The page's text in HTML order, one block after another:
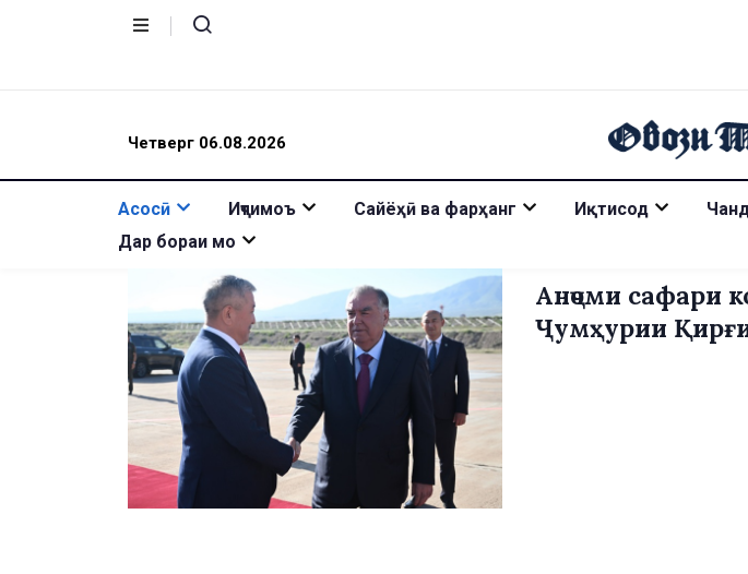
Четверг 06.08.2026
Асосӣ Иҷтимоъ Сайёҳӣ ва фарҳанг Иқтисод
Дар бораи мо
Анҷоми сафари
Ҷумҳурии